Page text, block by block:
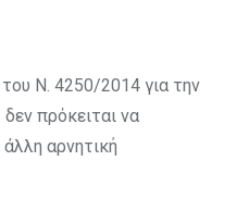
Ν. 4250/2014 για την
πρόκειται να
αρνητική